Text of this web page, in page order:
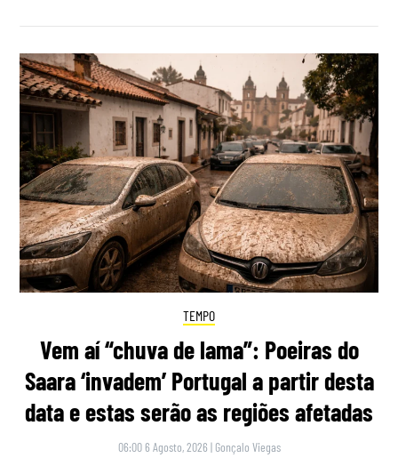
TEMPO
Vem aí “chuva de lama”: Poeiras do
Saara ‘invadem’ Portugal a partir desta
data e estas serão as regiões afetadas
06:00 6 Agosto, 2026 | Gonçalo Viegas